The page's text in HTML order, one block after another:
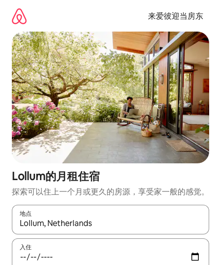
来爱彼迎当房东
Lollum的月租住宿
探索可以住上一个月或更久的房源，享受家一般的感觉。
地点
如有搜索结果，请使用上下方向键查看，或通过点击或滑动手势
入住